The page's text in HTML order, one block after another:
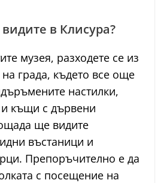
в Клисура?
музея, разходете се из
града, където все още
настилки,
и къщи с дървени
ще видите
въстаници и
Препоръчително е да
с посещение на